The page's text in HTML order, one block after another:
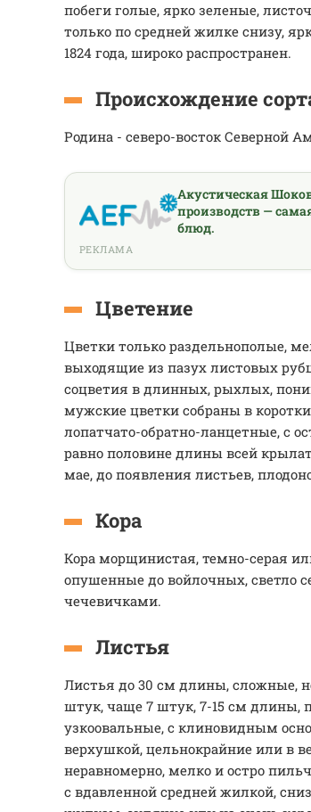
побеги голые, ярко зеленые,
только по средней жилке снизу,
1824 года, широко распространен.
Происхождение
Родина - северо-восток Северной
Акустическая
производств —
блюд.
РЕКЛАМА
Цветение
Цветки только раздельнополые,
выходящие из пазух листовых
соцветия в длинных, рыхлых,
мужские цветки собраны в
лопатчато-обратно-ланцетные, с
равно половине длины всей
мае, до появления листьев,
Кора
Кора морщинистая, темно-серая
опушенные до войлочных, светло
чечевичками.
Листья
Листья до 30 см длины, сложные,
штук, чаще 7 штук, 7-15 см длины,
узкоовальные, с клиновидным
верхушкой, цельнокрайние или в
неравномерно, мелко и остро
с вдавленной средней жилкой,